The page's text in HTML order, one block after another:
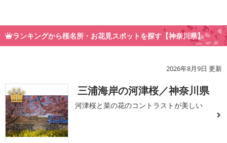
ランキングから桜名所・お花見スポットを探す【神奈川県】
2026年8月9日 更新
1 三浦海岸の河津桜／神奈川県
河津桜と菜の花のコントラストが美しい